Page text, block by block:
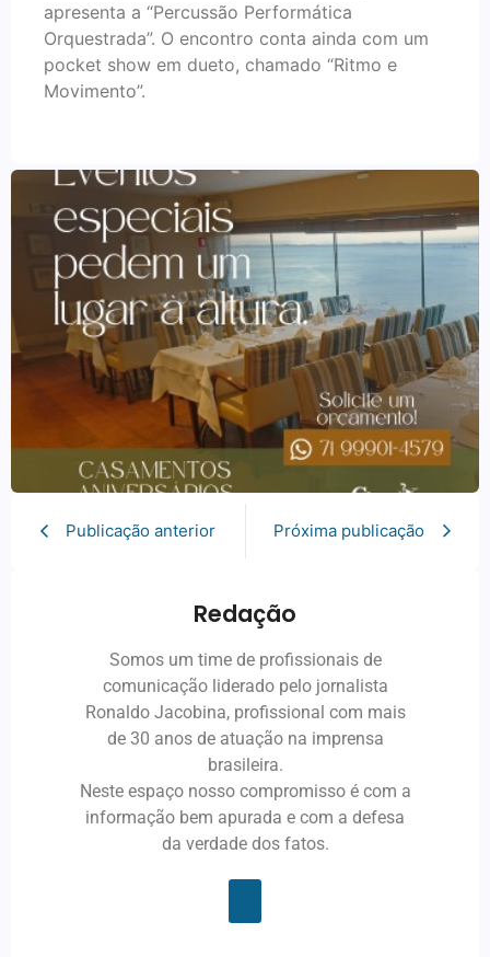
apresenta a “Percussão Performática
Orquestrada”. O encontro conta ainda com um
pocket show em dueto, chamado “Ritmo e
Movimento”.
Publicação anterior Próxima publicação
Redação
Somos um time de profissionais de
comunicação liderado pelo jornalista
Ronaldo Jacobina, profissional com mais
de 30 anos de atuação na imprensa
brasileira.
Neste espaço nosso compromisso é com a
informação bem apurada e com a defesa
da verdade dos fatos.